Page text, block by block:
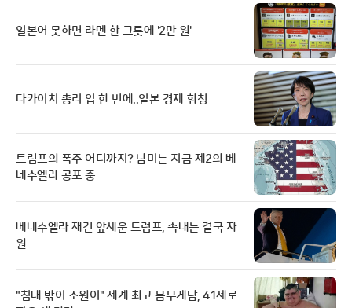
일본어 못하면 라멘 한 그릇에 '2만 원'
다카이치 총리 입 한 번에..일본 경제 휘청
트럼프의 폭주 어디까지? 남미는 지금 제2의 베
네수엘라 공포 중
베네수엘라 재건 앞세운 트럼프, 속내는 결국 자
원
"침대 밖이 소원이" 세계 최고 몸무게남, 41세로